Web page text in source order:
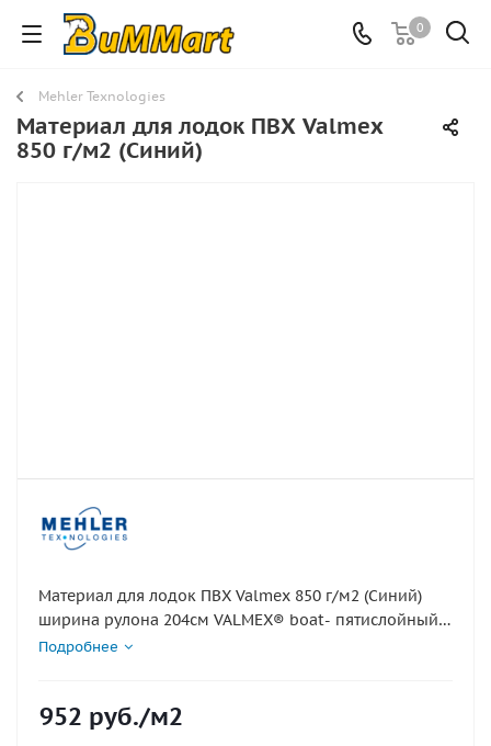
0
Mehler Texnologies
Материал для лодок ПВХ Valmex
850 г/м2 (Синий)
Материал для лодок ПВХ Valmex 850 г/м2 (Синий)
ширина рулона 204см VALMEX® boat- пятислойный
ПВХ материал для изготовления лодок,
покрытие повышает скольжение по воде, делая
Подробнее
952 руб./м2